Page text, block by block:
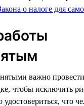
о налоге для
важно
чтобы исключить
что